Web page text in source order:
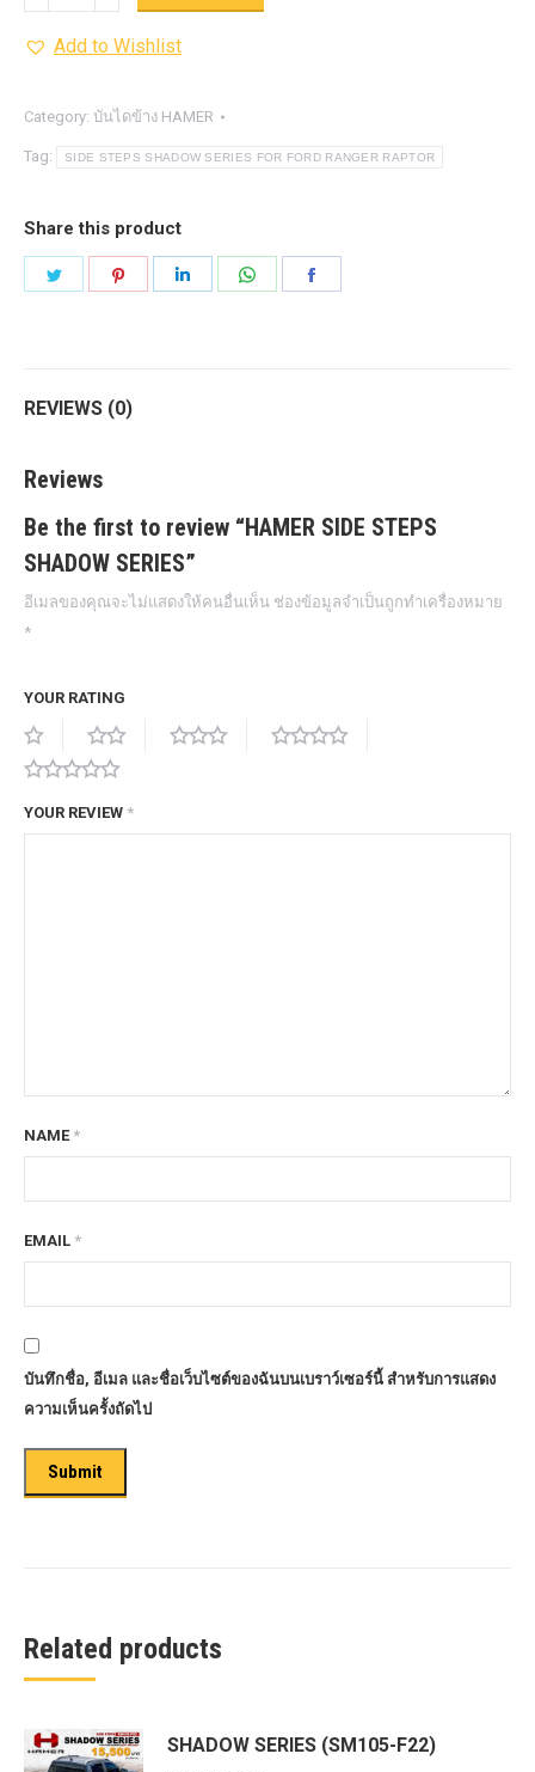
SIDE
STEPS
SERIES
quantity
Add to Wishlist
Category: บันไดข้าง HAMER
Tag: SIDE STEPS SHADOW SERIES FOR FORD RANGER RAPTOR
Share this product
REVIEWS (0)
Reviews
Be the first to review “HAMER SIDE STEPS
SHADOW SERIES”
อีเมลของคุณจะไม่แสดงให้คนอื่นเห็น ช่องข้อมูลจำเป็นถูกทำเครื่องหมาย
*
YOUR RATING
YOUR REVIEW *
NAME *
EMAIL *
บันทึกชื่อ, อีเมล และชื่อเว็บไซต์ของฉันบนเบราว์เซอร์นี้ สำหรับการแสดง
ความเห็นครั้งถัดไป
Related products
SHADOW SERIES (SM105-F22)